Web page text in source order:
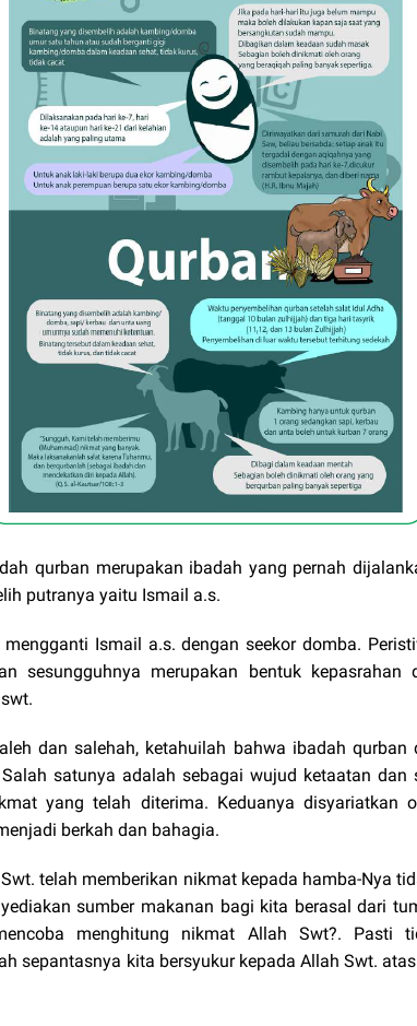
qurban merupakan ibadah yang pernah
putranya yaitu Ismail a.s.
Ismail a.s. dengan seekor domba.
sesungguhnya merupakan bentuk kepasrahan
dan salehah, ketahuilah bahwa ibadah
satunya adalah sebagai wujud ketaatan dan
yang telah diterima. Keduanya disyariatkan
berkah dan bahagia.
telah memberikan nikmat kepada hamba-Nya
sumber makanan bagi kita berasal dari
menghitung nikmat Allah Swt?. Pasti
sepantasnya kita bersyukur kepada Allah Swt.